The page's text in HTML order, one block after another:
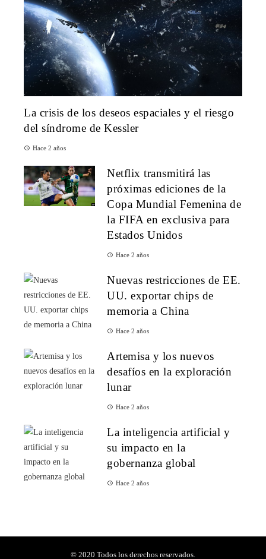
La crisis de los deseos espaciales y el riesgo
del síndrome de Kessler
Hace 2 años
Netflix transmitirá las
próximas ediciones de la
Copa Mundial Femenina de
la FIFA en exclusiva para
Estados Unidos
Hace 2 años
Nuevas restricciones de EE.
UU. exportar chips de
memoria a China
Hace 2 años
Artemisa y los nuevos
desafíos en la exploración
lunar
Hace 2 años
La inteligencia artificial y
su impacto en la
gobernanza global
Hace 2 años
© 2020 Todos los derechos reservados.